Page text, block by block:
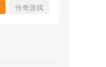
传奇游戏